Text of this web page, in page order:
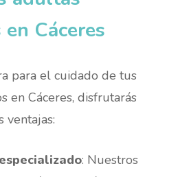
Cáceres
para el cuidado de tus
en Cáceres, disfrutarás
ventajas:
: Nuestros